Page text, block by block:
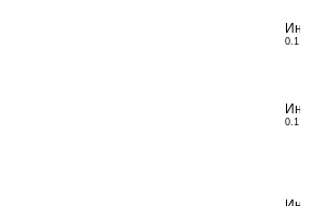
0.1
0.1